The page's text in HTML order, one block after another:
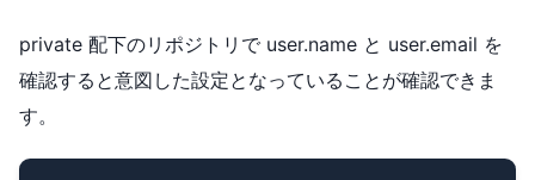
private 配下のリポジトリで user.name と user.email を
確認すると意図した設定となっていることが確認できま
す。